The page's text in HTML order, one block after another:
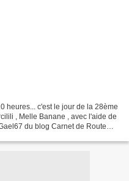
heures... c'est le jour de la 28ème
, Melle Banane , avec l'aide de
du blog Carnet de Route